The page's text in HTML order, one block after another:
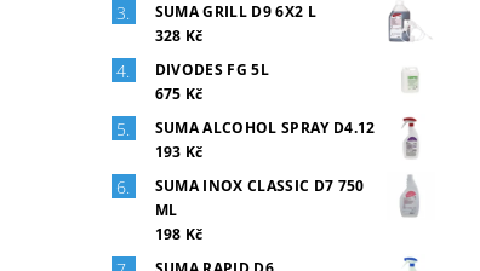
SUMA GRILL D9 6X2 L
328 Kč
DIVODES FG 5L
675 Kč
SUMA ALCOHOL SPRAY D4.12
193 Kč
SUMA INOX CLASSIC D7 750
ML
198 Kč